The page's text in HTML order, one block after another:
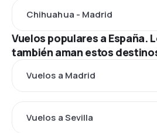
Chihuahua - Madrid
Vuelos populares a España.
también aman estos
Vuelos a Madrid
Vuelos a Sevilla